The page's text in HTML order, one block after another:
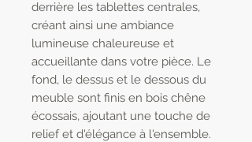
derrière les tablettes centrales,
créant ainsi une ambiance
lumineuse chaleureuse et
accueillante dans votre pièce. Le
fond, le dessus et le dessous du
meuble sont finis en bois chêne
écossais, ajoutant une touche de
relief et d'élégance à l'ensemble.